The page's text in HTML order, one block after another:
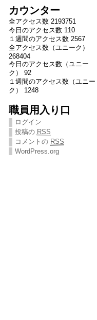
カウンター
全アクセス数 2193751
今日のアクセス数 110
１週間のアクセス数 2567
全アクセス数（ユニーク）
268404
今日のアクセス数（ユニー
ク） 92
１週間のアクセス数（ユニー
ク） 1248
職員用入り口
ログイン
投稿の RSS
コメントの RSS
WordPress.org